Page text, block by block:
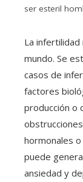
ser esteril
La
mundo. Se
casos de
factores
producción o
hormonales
puede
ansiedad y